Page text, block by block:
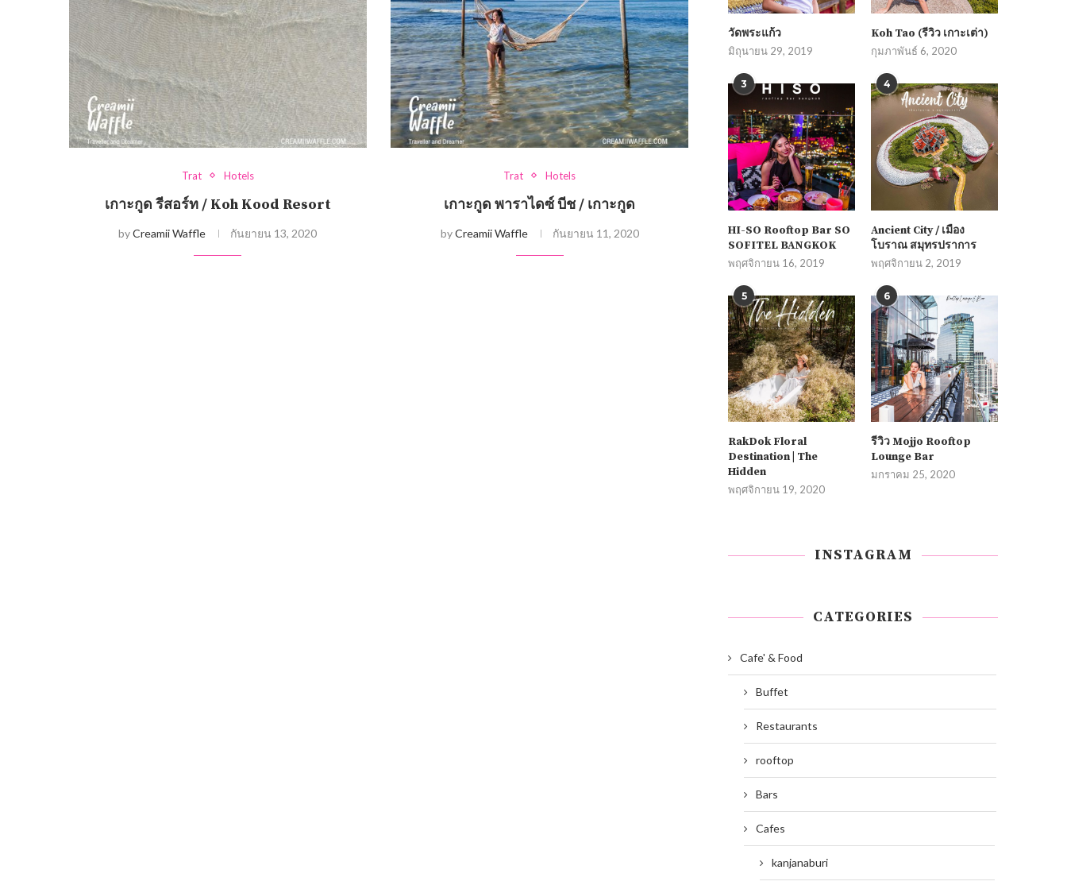
Trat Hotels
เกาะกูด รีสอร์ท / Koh Kood Resort
byCreamii Waffle กันยายน 13, 2020
Trat Hotels
เกาะกูด พาราไดซ์ บีช / เกาะกูด
byCreamii Waffle กันยายน 11, 2020
วัดพระแก้ว
มิถุนายน 29, 2019
Koh Tao (รีวิว เกาะเต่า)
กุมภาพันธ์ 6, 2020
3
HI-SO Rooftop Bar SO
SOFITEL BANGKOK
พฤศจิกายน 16, 2019
4
Ancient City / เมือง
โบราณ สมุทรปราการ
พฤศจิกายน 2, 2019
5
RakDok Floral
Destination | The
Hidden
พฤศจิกายน 19, 2020
6
รีวิว Mojjo Rooftop
Lounge Bar
มกราคม 25, 2020
INSTAGRAM
CATEGORIES
Cafe' & Food
Buffet
Restaurants
rooftop
Bars
Cafes
kanjanaburi